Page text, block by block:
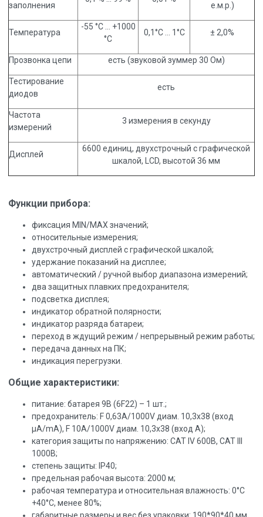
заполнения е.м.р.)
Температура
-55 °C … +1000
°C
0,1°C … 1°C ± 2,0%
Прозвонка цепи есть (звуковой зуммер 30 Ом)
Тестирование
диодов
есть
Частота
измерений
3 измерения в секунду
Дисплей
6600 единиц, двухстрочный с графической
шкалой, LCD, высотой 36 мм
Функции прибора:
фиксация MIN/MAX значений;
относительные измерения;
двухстрочный дисплей с графической шкалой;
удержание показаний на дисплее;
автоматический / ручной выбор диапазона измерений;
два защитных плавких предохранителя;
подсветка дисплея;
индикатор обратной полярности;
индикатор разряда батареи;
переход в ждущий режим / непрерывный режим работы;
передача данных на ПК;
индикация перегрузки.
Общие характеристики:
питание: батарея 9В (6F22) – 1 шт.;
предохранитель: F 0,63А/1000V диам. 10,3х38 (вход
µА/mА), F 10А/1000V диам. 10,3х38 (вход А);
категория защиты по напряжению: САТ IV 600В, САТ III
1000В;
степень защиты: IP40;
предельная рабочая высота: 2000 м;
рабочая температура и относительная влажность: 0°C
+40°C, менее 80%;